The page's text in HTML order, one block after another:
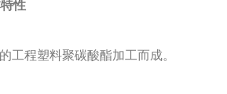
性
工程塑料聚碳酸酯加工而成。